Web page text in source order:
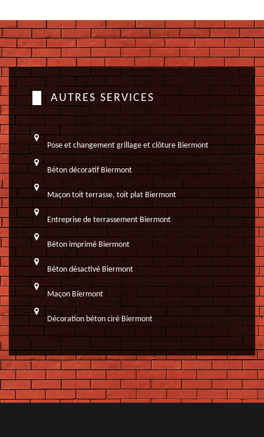
AUTRES SERVICES
Pose et changement grillage et clôture Biermont
Béton décoratif Biermont
Maçon toit terrasse, toit plat Biermont
Entreprise de terrassement Biermont
Béton imprimé Biermont
Béton désactivé Biermont
Maçon Biermont
Décoration béton ciré Biermont